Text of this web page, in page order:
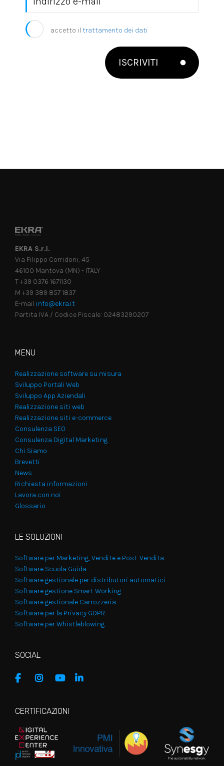
accetto il trattamento dei dati
ISCRIVITI
EKRA S.r.l.
Via Filippo Corridoni, 45
46100 Mantova (MN) - ITALY
T +39 0376 1671130
M +39 389 857 1837
E-mail info@ekra.it
Partita IVA / Codice Fiscale: 02483290207
MENU
Realizzazione software su misura
Sviluppo Portali Web
Sviluppo App Aziendali
Realizzazione siti web
Realizzazione siti e-commerce
Consulenza SEO
Consulenza Digital Marketing
Chi Siamo
Brevetti
News
Richiesta informazioni
Lavora con noi
Glossario
LE SOLUZIONI
Software per Marketing, Vendite e Post-Vendita
Software Scuola Guida
Software gestionale per distributori automatici
Software gestione Smart Working
Software gestionale Carrozzeria
Software per la Privacy GDPR
Software per Whistleblowing
SOCIAL
CERTIFICAZIONI